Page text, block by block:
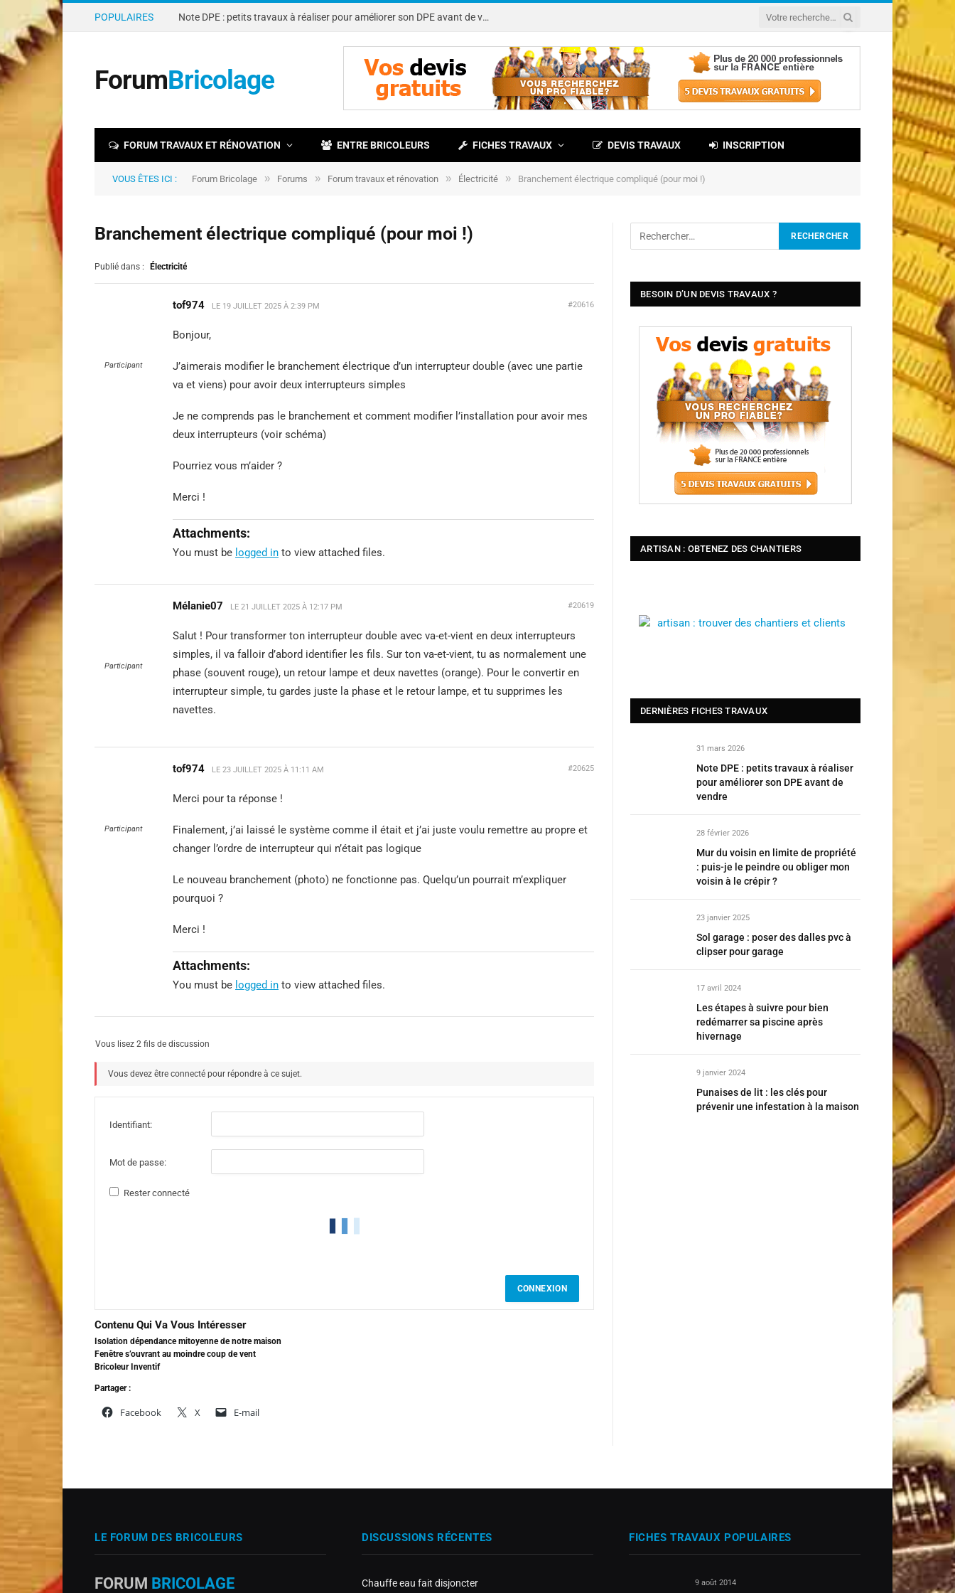
POPULAIRES Note DPE : petits travaux à réaliser pour améliorer son DPE avant de vendre
ForumBricolage
FORUM TRAVAUX ET RÉNOVATION ENTRE BRICOLEURS FICHES TRAVAUX DEVIS TRAVAUX INSCRIPTION
VOUS ÊTES ICI : Forum Bricolage » Forums » Forum travaux et rénovation » Électricité » Branchement électrique compliqué (pour moi !)
Branchement électrique compliqué (pour moi !)
Publié dans : Électricité
Participant
tof974 LE 19 JUILLET 2025 À 2:39 PM #20616
Bonjour,
J’aimerais modifier le branchement électrique d’un interrupteur double (avec une partie
va et viens) pour avoir deux interrupteurs simples
Je ne comprends pas le branchement et comment modifier l’installation pour avoir mes
deux interrupteurs (voir schéma)
Pourriez vous m’aider ?
Merci !
Attachments:
You must be logged in to view attached files.
Participant
Mélanie07 LE 21 JUILLET 2025 À 12:17 PM #20619
Salut ! Pour transformer ton interrupteur double avec va-et-vient en deux interrupteurs
simples, il va falloir d’abord identifier les fils. Sur ton va-et-vient, tu as normalement une
phase (souvent rouge), un retour lampe et deux navettes (orange). Pour le convertir en
interrupteur simple, tu gardes juste la phase et le retour lampe, et tu supprimes les
navettes.
Participant
tof974 LE 23 JUILLET 2025 À 11:11 AM #20625
Merci pour ta réponse !
Finalement, j’ai laissé le système comme il était et j’ai juste voulu remettre au propre et
changer l’ordre de interrupteur qui n’était pas logique
Le nouveau branchement (photo) ne fonctionne pas. Quelqu’un pourrait m’expliquer
pourquoi ?
Merci !
Attachments:
You must be logged in to view attached files.
Vous lisez 2 fils de discussion
Vous devez être connecté pour répondre à ce sujet.
Identifiant:
Mot de passe:
Rester connecté
CONNEXION
Contenu Qui Va Vous Intéresser
Isolation dépendance mitoyenne de notre maison
Fenêtre s’ouvrant au moindre coup de vent
Bricoleur Inventif
Partager :
Facebook X E-mail
BESOIN D’UN DEVIS TRAVAUX ?
ARTISAN : OBTENEZ DES CHANTIERS
DERNIÈRES FICHES TRAVAUX
31 mars 2026
Note DPE : petits travaux à réaliser
pour améliorer son DPE avant de
vendre
28 février 2026
Mur du voisin en limite de propriété
: puis-je le peindre ou obliger mon
voisin à le crépir ?
23 janvier 2025
Sol garage : poser des dalles pvc à
clipser pour garage
17 avril 2024
Les étapes à suivre pour bien
redémarrer sa piscine après
hivernage
9 janvier 2024
Punaises de lit : les clés pour
prévenir une infestation à la maison
LE FORUM DES BRICOLEURS
FORUM BRICOLAGE
DISCUSSIONS RÉCENTES
Chauffe eau fait disjoncter
FICHES TRAVAUX POPULAIRES
9 août 2014